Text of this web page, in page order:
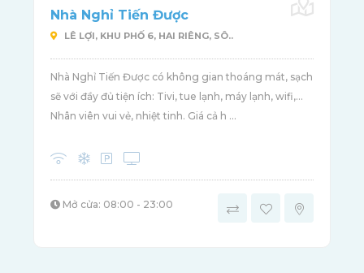
Nhà Nghỉ Tiến Được
LÊ LỢI, KHU PHỐ 6, HAI RIÊNG, SÔ..
Nhà Nghỉ Tiến Được có không gian thoáng mát, sạch
sẽ với đầy đủ tiện ích: Tivi, tue lạnh, máy lạnh, wifi,...
Nhân viên vui vẻ, nhiệt tinh. Giá cả h ...
Mở cửa: 08:00 - 23:00